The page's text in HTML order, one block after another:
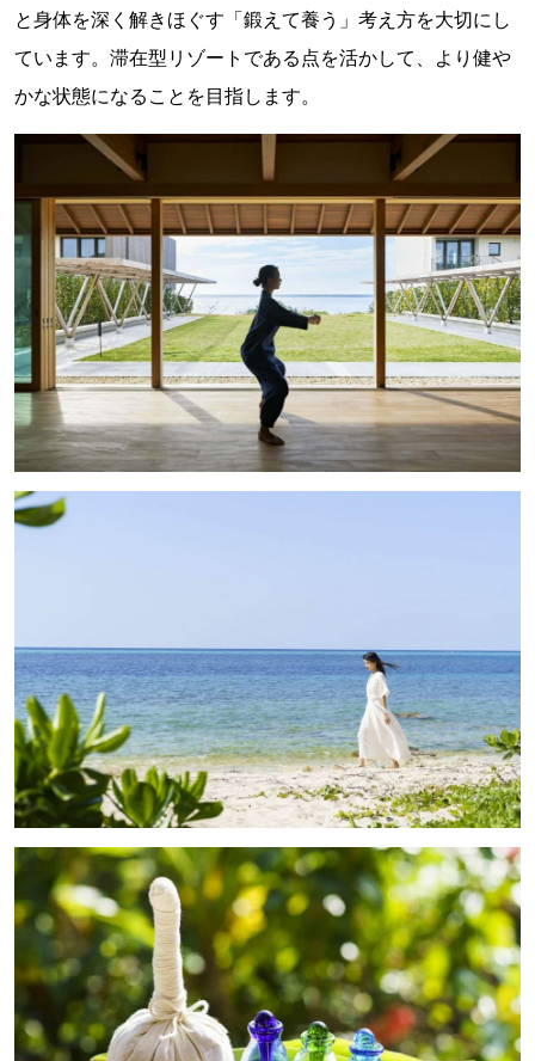
と身体を深く解きほぐす「鍛えて養う」考え方を大切にし
ています。滞在型リゾートである点を活かして、より健や
かな状態になることを目指します。